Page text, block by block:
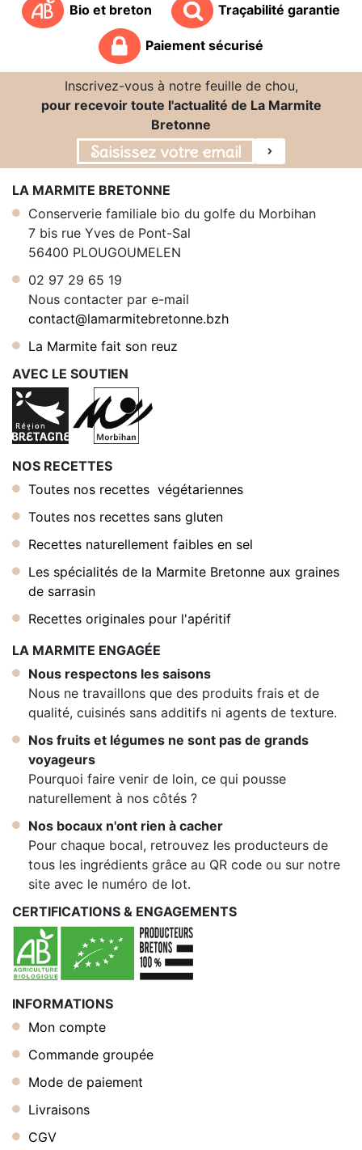
Bio et breton Traçabilité garantie
Paiement sécurisé
Inscrivez-vous à notre feuille de chou,
pour recevoir toute l'actualité de La Marmite
Bretonne
LA MARMITE BRETONNE
Conserverie familiale bio du golfe du Morbihan
7 bis rue Yves de Pont-Sal
56400 PLOUGOUMELEN
02 97 29 65 19
Nous contacter par e-mail
contact@lamarmitebretonne.bzh
La Marmite fait son reuz
AVEC LE SOUTIEN
NOS RECETTES
Toutes nos recettes végétariennes
Toutes nos recettes sans gluten
Recettes naturellement faibles en sel
Les spécialités de la Marmite Bretonne aux graines
de sarrasin
Recettes originales pour l'apéritif
LA MARMITE ENGAGÉE
Nous respectons les saisons
Nous ne travaillons que des produits frais et de
qualité, cuisinés sans additifs ni agents de texture.
Nos fruits et légumes ne sont pas de grands
voyageurs
Pourquoi faire venir de loin, ce qui pousse
naturellement à nos côtés ?
Nos bocaux n'ont rien à cacher
Pour chaque bocal, retrouvez les producteurs de
tous les ingrédients grâce au QR code ou sur notre
site avec le numéro de lot.
CERTIFICATIONS & ENGAGEMENTS
INFORMATIONS
Mon compte
Commande groupée
Mode de paiement
Livraisons
CGV